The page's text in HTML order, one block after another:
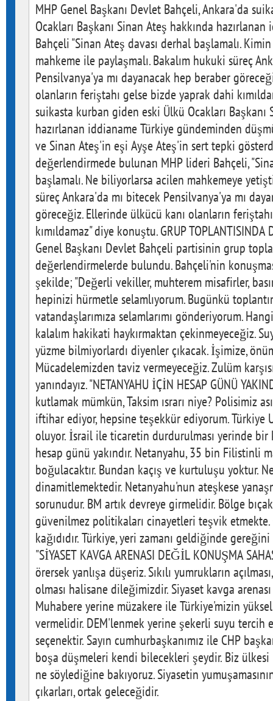
MHP Genel Başkanı Devlet Bahçeli, Ankara'da
Ocakları Başkanı Sinan Ateş hakkında
Bahçeli "Sinan Ateş davası derhal başlamalı.
mahkeme ile paylaşmalı. Bakalım hukuki süreç
Pensilvanya'ya mı dayanacak hep beraber
olanların feriştahı gelse bizde yaprak dahi
suikasta kurban giden eski Ülkü Ocakları Başkanı
hazırlanan iddianame Türkiye gündeminden
ve Sinan Ateş'in eşi Ayşe Ateş'in sert tepki
değerlendirmede bulunan MHP lideri Bahçeli,
başlamalı. Ne biliyorlarsa acilen mahkemeye
süreç Ankara'da mı bitecek Pensilvanya'ya mı
göreceğiz. Ellerinde ülkücü kanı olanların
kımıldamaz" diye konuştu. GRUP TOPLANTISINDA
Genel Başkanı Devlet Bahçeli partisinin grup
değerlendirmelerde bulundu. Bahçeli'nin
şekilde; "Değerli vekiller, muhterem misafirler,
hepinizi hürmetle selamlıyorum. Bugünkü
vatandaşlarımıza selamlarımı gönderiyorum.
kalalım hakikati haykırmaktan çekinmeyeceğiz.
yüzme bilmiyorlardı diyenler çıkacak. İşimize,
Mücadelemizden taviz vermeyeceğiz. Zulüm
yanındayız. "NETANYAHU İÇİN HESAP GÜNÜ
kutlamak mümkün, Taksim ısrarı niye? Polisimiz
iftihar ediyor, hepsine teşekkür ediyorum. Türkiye
oluyor. İsrail ile ticaretin durdurulması yerinde bir
hesap günü yakındır. Netanyahu, 35 bin Filistinli
boğulacaktır. Bundan kaçış ve kurtuluşu yoktur.
dinamitlemektedir. Netanyahu'nun ateşkese
sorunudur. BM artık devreye girmelidir. Bölge bıçak
güvenilmez politikaları cinayetleri teşvik
kağıdıdır. Türkiye, yeri zamanı geldiğinde
"SİYASET KAVGA ARENASI DEĞİL KONUŞMA
örersek yanlışa düşeriz. Sıkılı yumrukların
olması halisane dileğimizdir. Siyaset kavga
Muhabere yerine müzakere ile Türkiye'mizin
vermelidir. DEM'lenmek yerine şekerli suyu tercih
seçenektir. Sayın cumhurbaşkanımız ile CHP
boşa düşmeleri kendi bilecekleri şeydir. Biz
ne söylediğine bakıyoruz. Siyasetin
çıkarları, ortak geleceğidir.